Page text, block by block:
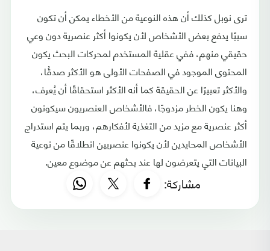
ترى نوبل كذلك أن هذه النوعية من الأخطاء يمكن أن تكون
سببًا يدفع بعض الأشخاص لأن يكونوا أكثر عنصرية دون وعي
حقيقي منهم، ففي عقلية المستخدم لمحركات البحث يكون
المحتوى الموجود في الصفحات الأولى هو الأكثر صدقُا،
والأكثر تعبيرًا عن الحقيقة كما أنه الأكثر استحقاقًا أن يُعرف،
وهنا يكون الخطر مزدوجًا، فالأشخاص العنصريون سيكونون
أكثر عنصرية مع مزيد من التغذية لأفكارهم، وربما يتم استدراج
الأشخاص المحايدين لأن يكونوا عنصريين انطلاقًا من نوعية
البيانات التي يتعرضون لها عند بحثهم عن موضوع معين.
مشاركة: